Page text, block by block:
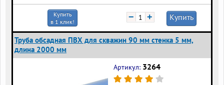
Купить
в 1 клик!
− + Купить
Труба обсадная ПВХ для скважин 90 мм стенка 5 мм,
длина 2000 мм
Артикул: 3264